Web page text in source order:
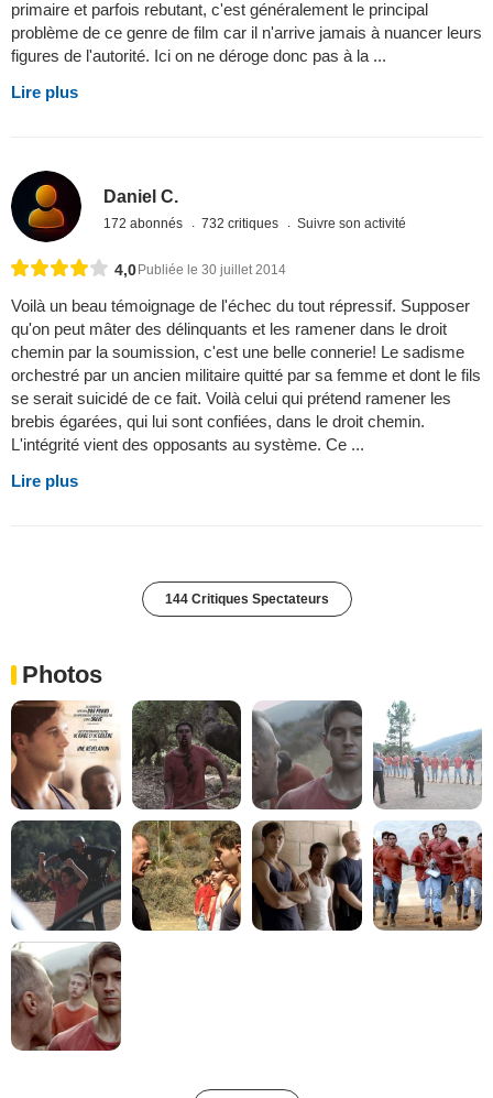
primaire et parfois rebutant, c'est généralement le principal
problème de ce genre de film car il n'arrive jamais à nuancer leurs
figures de l'autorité. Ici on ne déroge donc pas à la ...
Lire plus
Daniel C.
172 abonnés 732 critiques Suivre son activité
4,0Publiée le 30 juillet 2014
Voilà un beau témoignage de l'échec du tout répressif. Supposer
qu'on peut mâter des délinquants et les ramener dans le droit
chemin par la soumission, c'est une belle connerie! Le sadisme
orchestré par un ancien militaire quitté par sa femme et dont le fils
se serait suicidé de ce fait. Voilà celui qui prétend ramener les
brebis égarées, qui lui sont confiées, dans le droit chemin.
L'intégrité vient des opposants au système. Ce ...
Lire plus
144 Critiques Spectateurs
Photos